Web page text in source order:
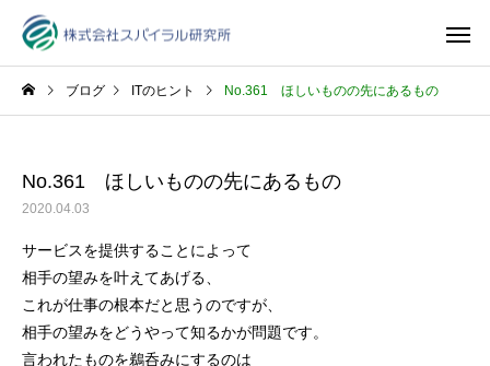
ブログ ITのヒント No.361 ほしいものの先にあるもの
No.361 ほしいものの先にあるもの
2020.04.03
サービスを提供することによって
相手の望みを叶えてあげる、
これが仕事の根本だと思うのですが、
相手の望みをどうやって知るかが問題です。
言われたものを鵜呑みにするのは